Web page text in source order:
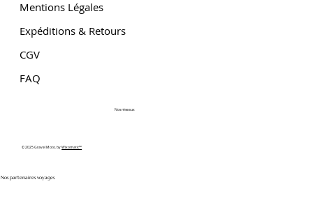
Mentions Légales
Expéditions & Retours
CGV
FAQ
Nos partenaires voyages
© 2025 Gravel Moto. byWixomatic™
Nos réseaux